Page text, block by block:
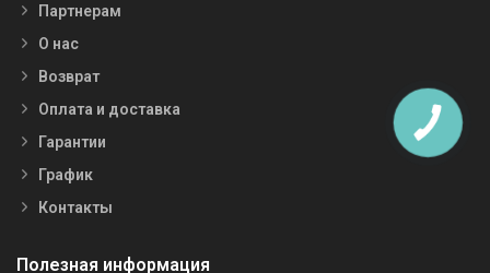
Партнерам
О нас
Возврат
Оплата и доставка
Гарантии
График
Контакты
Полезная информация